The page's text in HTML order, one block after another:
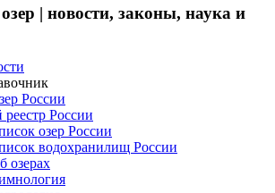
| новости, законы, наука и
России
России
озер России
водохранилищ России
озерах